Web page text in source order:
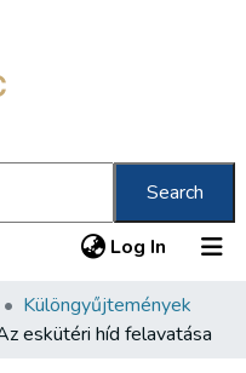
Search
Log In (current)
Különgyűjtemények
eskütéri híd felavatása